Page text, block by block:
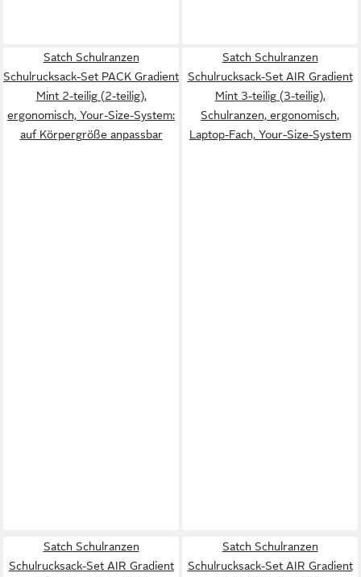
Satch Schulranzen
Schulrucksack-Set PACK Gradient
Mint 2-teilig (2-teilig),
ergonomisch, Your-Size-System:
auf Körpergröße anpassbar
Satch Schulranzen
Schulrucksack-Set AIR Gradient
Mint 3-teilig (3-teilig),
Schulranzen, ergonomisch,
Laptop-Fach, Your-Size-System
Satch Schulranzen
Schulrucksack-Set AIR Gradient
Satch Schulranzen
Schulrucksack-Set AIR Gradient